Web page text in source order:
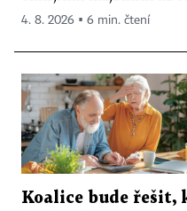
4. 8. 2026 ▪ 6 min. čtení
Koalice bude řešit,